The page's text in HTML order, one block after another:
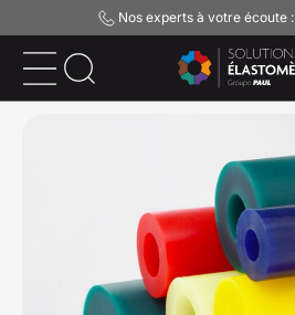
Nos experts à votre écoute :